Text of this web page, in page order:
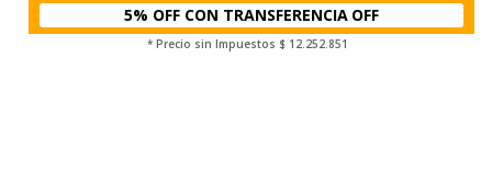
5% OFF CON TRANSFERENCIA
* Precio sin Impuestos $ 12.252.851